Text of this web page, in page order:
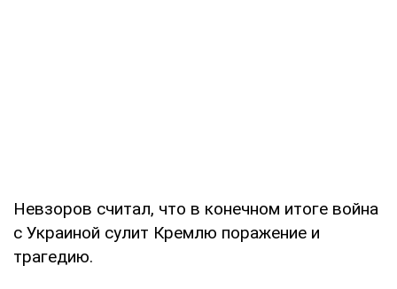
Невзоров считал, что в конечном итоге война
с Украиной сулит Кремлю поражение и
трагедию.